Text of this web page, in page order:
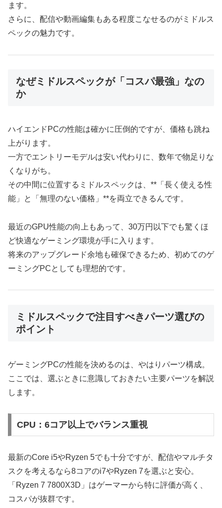
ます。
さらに、配信や動画編集もある程度こなせるのがミドルス
ペックの魅力です。
なぜミドルスペックが「コスパ最強」なの
か
ハイエンドPCの性能は確かに圧倒的ですが、価格も跳ね
上がります。
一方でエントリーモデルは安い代わりに、数年で物足りな
くなりがち。
その中間に位置するミドルスペックは、**「長く使える性
能」と「無理のない価格」**を両立できるんです。
最近のGPU性能の向上もあって、30万円以下でも驚くほ
ど快適なゲーミング環境が手に入ります。
将来のアップグレード余地も確保できるため、初めてのゲ
ーミングPCとしても理想的です。
ミドルスペックで注目すべきパーツ選びの
ポイント
ゲーミングPCの性能を決めるのは、やはりパーツ構成。
ここでは、選ぶときに意識しておきたい主要パーツを解説
します。
CPU：6コア以上でバランス重視
最新のCore i5やRyzen 5でも十分ですが、配信やマルチタ
スクを考えるなら8コアのi7やRyzen 7を選ぶと安心。
「Ryzen 7 7800X3D」はゲーマーから特に評価が高く、
コスパが抜群です。